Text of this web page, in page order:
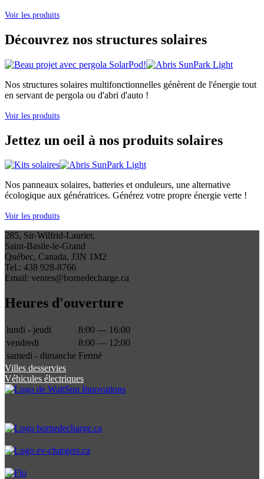
Voir les produits
Découvrez nos structures solaires
Nos structures solaires multifonctionnelles génèrent de l'énergie tout
en servant de pergola ou d'abri d'auto !
Voir les produits
Jettez un oeil à nos produits solaires
Nos panneaux solaires, batteries et onduleurs, une alternative
écologique aux génératrices. Générez votre propre énergie verte !
Voir les produits
285, Sir-Wilfrid-Laurier,
Saint-Basile-le-Grand
Québec, Canada, J3N 1M2
Tel.: 438 928-8766
Email: ventes@bornedecharge.ca
Heures d'ouverture
lundi - jeudi
8:00 — 16:00
vendredi
8:00 — 12:00
samedi - dimanche Fermé
Villes desservies
Véhicules électriques